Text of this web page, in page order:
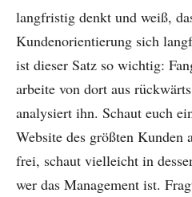
langfristig denkt und weiß,
Kundenorientierung sich
ist dieser Satz so wichtig:
arbeite von dort aus
analysiert ihn. Schaut euch
Website des größten Kunden
frei, schaut vielleicht in
wer das Management ist.